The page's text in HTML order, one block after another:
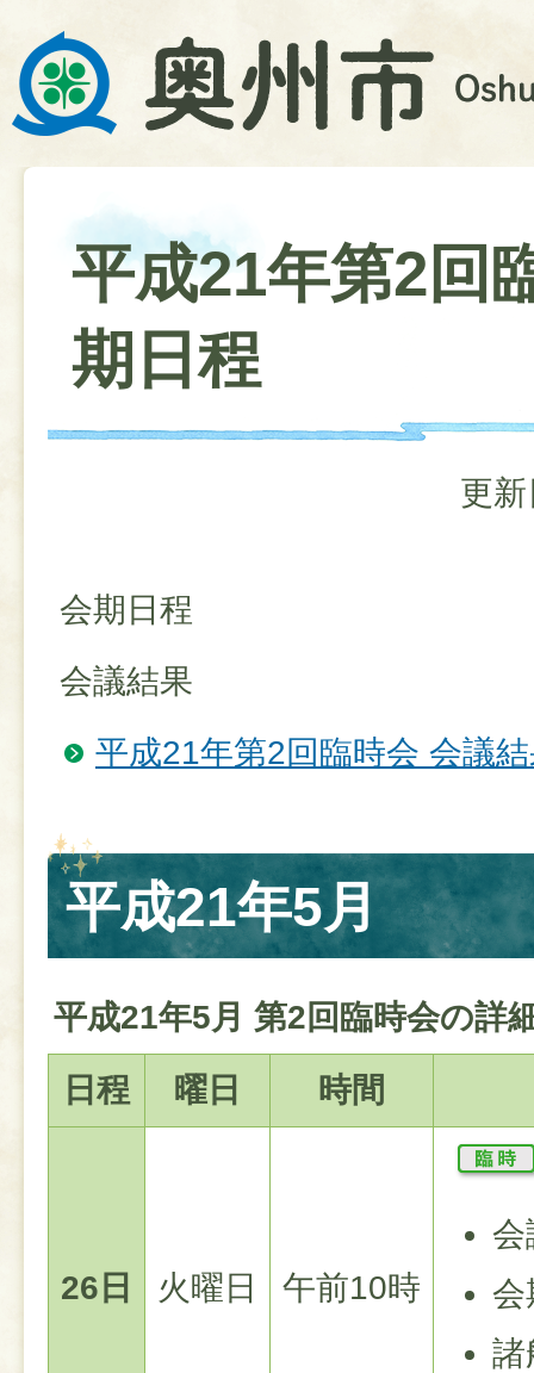
平成21年第2回
期日程
更
会期日程
会議結果
平成21年第2回臨時会 会議
平成21年5月
平成21年5月 第2回臨時会の詳
日程
曜日 時間
26日 火曜日 午前10時
会
会
諸